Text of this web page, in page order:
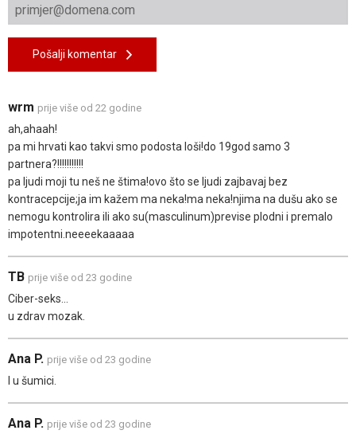
Pošalji komentar
wrm prije više od 22 godine
ah,ahaah!
pa mi hrvati kao takvi smo podosta loši!do 19god samo 3
partnera?!!!!!!!!!!!
pa ljudi moji tu neš ne štima!ovo što se ljudi zajbavaj bez
kontracepcije;ja im kažem ma neka!ma neka!njima na dušu ako se
nemogu kontrolira ili ako su(masculinum)previse plodni i premalo
impotentni.neeeekaaaaa
TB prije više od 23 godine
Ciber-seks...
u zdrav mozak.
Ana P. prije više od 23 godine
I u šumici.
Ana P. prije više od 23 godine